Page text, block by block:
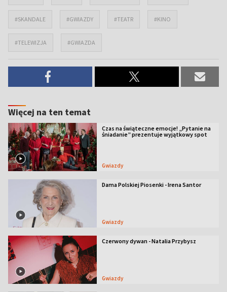
#SKANDALE #GWIAZDY #TEATR #KINO
#TELEWIZJA #GWIAZDA
Więcej na ten temat
Czas na świąteczne emocje! „Pytanie na
śniadanie” prezentuje wyjątkowy spot
Gwiazdy
Dama Polskiej Piosenki - Irena Santor
Gwiazdy
Czerwony dywan - Natalia Przybysz
Gwiazdy